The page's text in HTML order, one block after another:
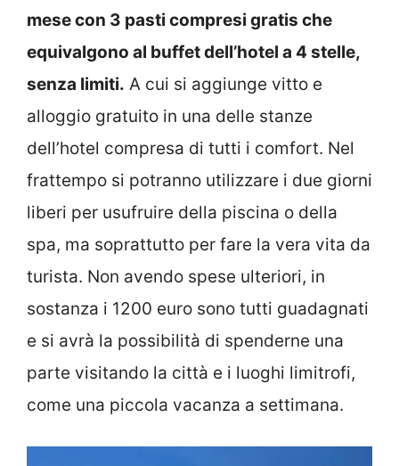
mese con 3 pasti compresi gratis che
equivalgono al buffet dell’hotel a 4 stelle,
senza limiti. A cui si aggiunge vitto e
alloggio gratuito in una delle stanze
dell’hotel compresa di tutti i comfort. Nel
frattempo si potranno utilizzare i due giorni
liberi per usufruire della piscina o della
spa, ma soprattutto per fare la vera vita da
turista. Non avendo spese ulteriori, in
sostanza i 1200 euro sono tutti guadagnati
e si avrà la possibilità di spenderne una
parte visitando la città e i luoghi limitrofi,
come una piccola vacanza a settimana.